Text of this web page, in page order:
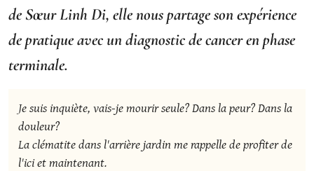
de Sœur Linh Di, elle nous partage son expérience
de pratique avec un diagnostic de cancer en phase
terminale.
Je suis inquiète, vais-je mourir seule? Dans la peur? Dans la
douleur?
La clématite dans l'arrière jardin me rappelle de profiter de
l'ici et maintenant.